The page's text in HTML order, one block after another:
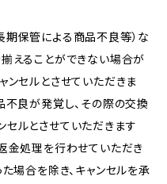
保管による商品不良等）な
えることができない場合が
ンセルとさせていただきま
不良が発覚し、その際の交換
ルとさせていただきます
金処理を行わせていただき
場合を除き、キャンセルを承